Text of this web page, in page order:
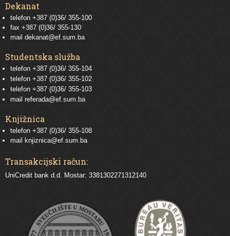
Dekanat
telefon +387 (0)36/ 355-100
fax +387 (0)36/ 355-130
mail dekanat@ef.sum.ba
Studentska služba
telefon +387 (0)36/ 355-104
telefon +387 (0)36/ 355-102
telefon +387 (0)36/ 355-103
mail referada@ef.sum.ba
Knjižnica
telefon +387 (0)36/ 355-108
mail
knjiznica@ef.sum.ba
Transakcijski račun:
UniCredit bank d.d. Mostar: 3381302271312140